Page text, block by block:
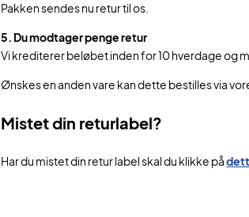
Pakken sendes nu retur til os.
5. Du modtager penge retur
Vi krediterer beløbet inden for 10 hverdage og
Ønskes en anden vare kan dette bestilles via
Mistet din returlabel?
Har du mistet din retur label skal du klikke på